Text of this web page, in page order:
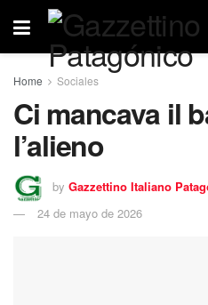
Home Sociales
Ci mancava il
l’alieno
by Gazzettino Italiano
24 de mayo de 2026